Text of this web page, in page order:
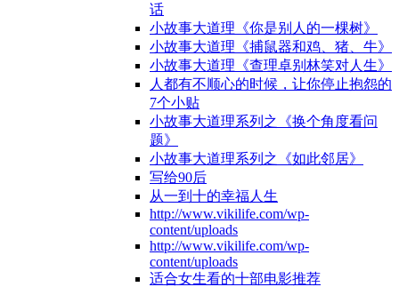
话
小故事大道理《你是别人的一棵树》
小故事大道理《捕鼠器和鸡、猪、牛》
小故事大道理《查理卓别林笑对人生》
人都有不顺心的时候，让你停止抱怨的
7个小贴
小故事大道理系列之《换个角度看问
题》
小故事大道理系列之《如此邻居》
写给90后
从一到十的幸福人生
http://www.vikilife.com/wp-
content/uploads
http://www.vikilife.com/wp-
content/uploads
适合女生看的十部电影推荐